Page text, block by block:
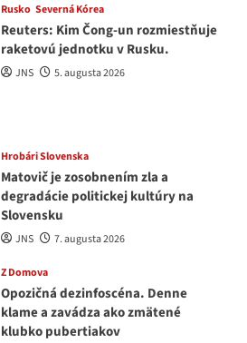
Rusko Severná Kórea
Reuters: Kim Čong-un rozmiestňuje
raketovú jednotku v Rusku.
JNS 5. augusta 2026
Hrobári Slovenska
Matovič je zosobnením zla a
degradácie politickej kultúry na
Slovensku
JNS 7. augusta 2026
Z Domova
Opozičná dezinfoscéna. Denne
klame a zavádza ako zmätené
klubko pubertiakov